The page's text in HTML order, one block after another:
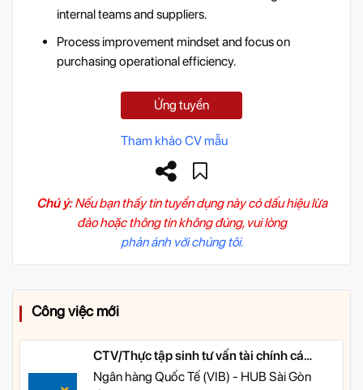
internal teams and suppliers.
Process improvement mindset and focus on
purchasing operational efficiency.
Ứng tuyển
Tham khảo CV mẫu
Chú ý:Nếu bạn thấy tin tuyển dụng này có dấu hiệu lừa
đảo hoặc thông tin không đúng, vui lòng
phản ánh với chúng tôi.
Công việc mới
CTV/Thực tập sinh tư vấn tài chính cá
nhân
Ngân hàng Quốc Tế (VIB) - HUB Sài Gòn